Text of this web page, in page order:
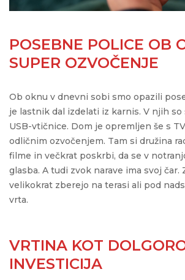
POSEBNE POLICE OB
SUPER OZVOČENJE
Ob oknu v dnevni sobi smo opazili
je lastnik dal izdelati iz karnis. V njih
USB-vtičnice. Dom je opremljen še s
odličnim ozvočenjem. Tam si družina
filme in večkrat poskrbi, da se v
glasba. A tudi zvok narave ima svoj čar.
velikokrat zberejo na terasi ali pod
vrta.
VRTINA KOT
INVESTICIJA